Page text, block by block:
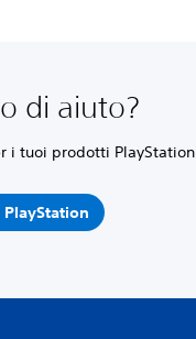
di aiuto?
i tuoi prodotti PlayStation